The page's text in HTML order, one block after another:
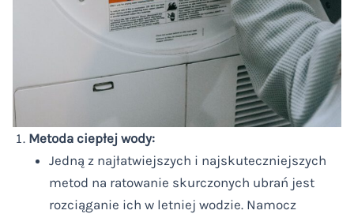
Metoda ciepłej wody:
Jedną z najłatwiejszych i najskuteczniejszych
metod na ratowanie skurczonych ubrań jest
rozciąganie ich w letniej wodzie. Namocz